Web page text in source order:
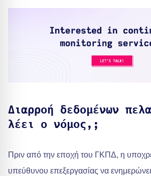
Διαρροή δεδομένων
λέει ο νόμος,;
Πριν από την εποχή του ΓΚΠΔ, η
υπεύθυνου επεξεργασίας να